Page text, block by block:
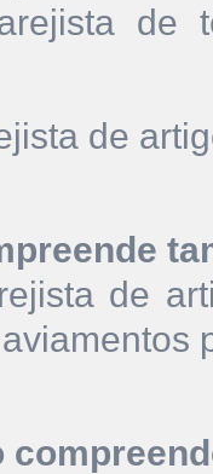
de
de
de